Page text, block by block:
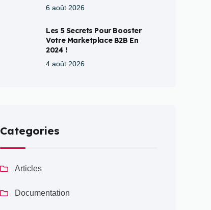
6 août 2026
Les 5 Secrets Pour Booster
Votre Marketplace B2B En
2024 !
4 août 2026
Categories
Articles
Documentation